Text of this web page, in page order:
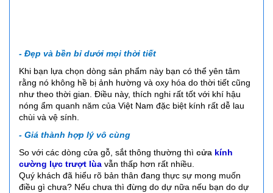
- Đẹp và bền bỉ dưới mọi thời tiết
Khi bạn lựa chọn dòng sản phẩm này bạn có thể yên tâm
rằng nó không hề bị ảnh hường và oxy hóa do thời tiết cũng
như theo thời gian. Điều này, thích nghi rất tốt với khí hậu
nóng ẩm quanh năm của Việt Nam đặc biệt kính rất dễ lau
chùi và vệ sính.
- Giá thành hợp lý vô cùng
So với các dòng cửa gỗ, sắt thông thường thì cửa kính
cường lực trượt lùa vẫn thấp hơn rất nhiều.
Quý khách đã hiểu rõ bản thân đang thực sự mong muốn
điều gì chưa? Nếu chưa thì đừng do dự nữa nếu bạn do dự